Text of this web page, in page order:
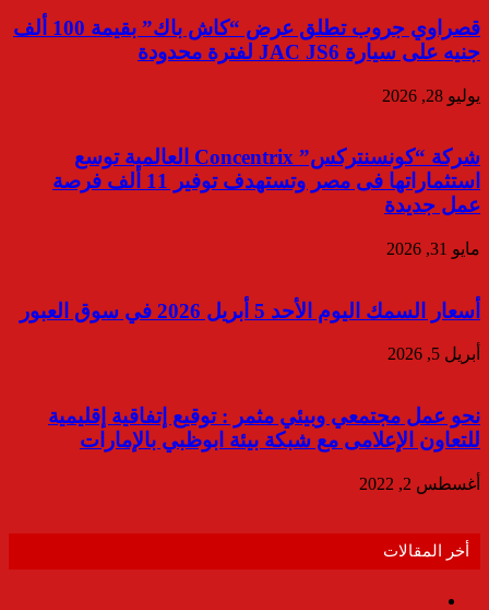
قصراوي جروب تطلق عرض “كاش باك” بقيمة 100 ألف
جنيه على سيارة JAC JS6 لفترة محدودة
يوليو 28, 2026
شركة “كونسنتركس” Concentrix العالمية توسع
استثماراتها فى مصر وتستهدف توفير 11 ألف فرصة
عمل جديدة
مايو 31, 2026
أسعار السمك اليوم الأحد 5 أبريل 2026 في سوق العبور
أبريل 5, 2026
نحو عمل مجتمعي وبيئي مثمر : توقيع إتفاقية إقليمية
للتعاون الإعلامى مع شبكة بيئة ابوظبي بالإمارات
أغسطس 2, 2022
أخر المقالات